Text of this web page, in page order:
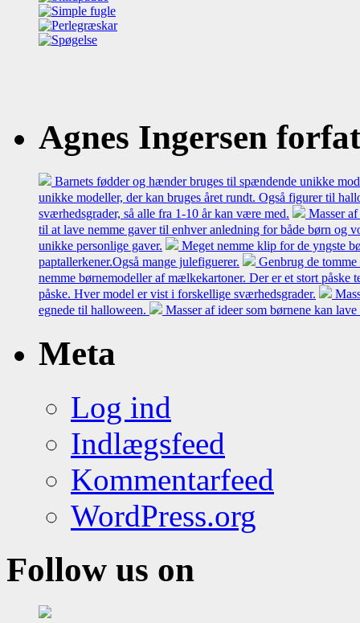
Agnes Ingersen
Barnets fødder og hænder bruges til spændende unikke
unikke modeller, der kan bruges året rundt. Også figurer til
sværhedsgrader, så alle fra 1-10 år kan være med.
Masser
til at lave nemme gaver til enhver anledning for både børn og
unikke personlige gaver.
Meget nemme klip for de yngste
paptallerkener.Også mange julefiguerer.
Genbrug de
nemme børnemodeller af mælkekartoner. Der er et stort påske
påske. Hver model er vist i forskellige sværhedsgrader.
egnede til halloween.
Masser af ideer som børnene kan
Meta
Log ind
Indlægsfeed
Kommentarfeed
WordPress.org
Follow us on